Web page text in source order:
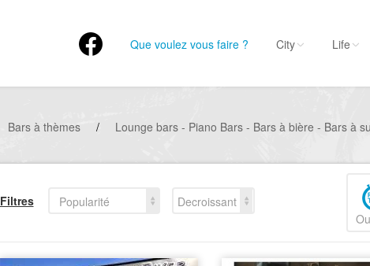
Que voulez vous faire ? City Life
Bars à thèmes / Lounge bars - Piano Bars - Bars à bière - Bars à
Filtres Popularité
Decroissant